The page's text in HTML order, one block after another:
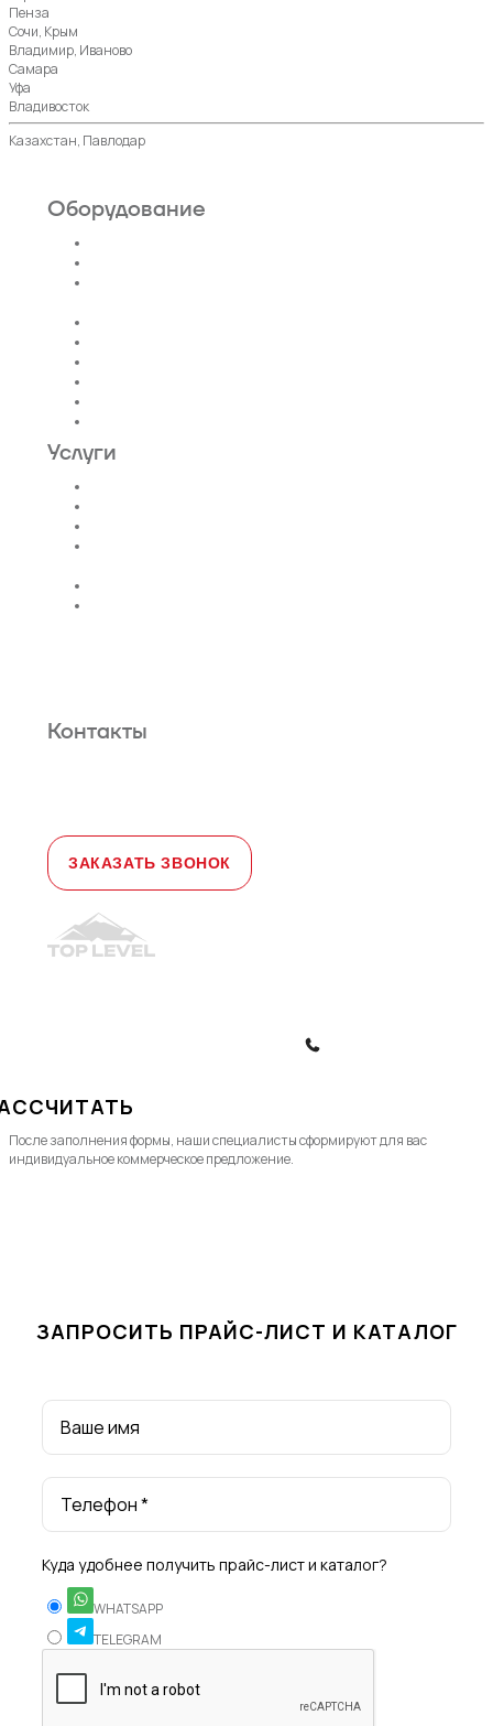
Пенза
Сочи, Крым
Владимир, Иваново
Самара
Уфа
Владивосток
Казахстан, Павлодар
Оборудование
Услуги
Контакты
ЗАКАЗАТЬ ЗВОНОК
После заполнения формы, наши специалисты cформируют для вас
индивидуальное коммерческое предложение.
ЗАПРОСИТЬ ПРАЙС-ЛИСТ И КАТАЛОГ
Ваше имя
Телефон *
Куда удобнее получить прайс-лист и каталог?
WHATSAPP
TELEGRAM